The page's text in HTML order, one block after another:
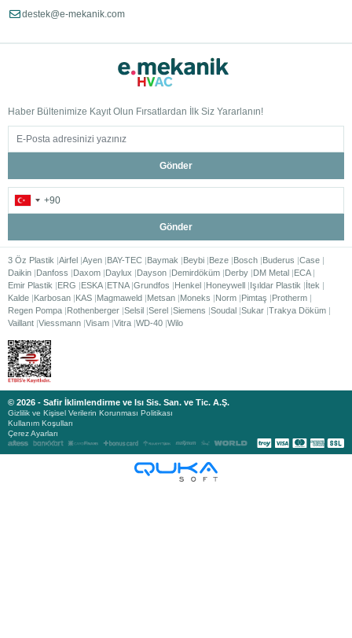
destek@e-mekanik.com
Haber Bültenimize Kayıt Olun Fırsatlardan İlk Siz Yararlanın!
Gönder
Gönder
3 Öz Plastik Airfel Ayen BAY-TEC Baymak Beybi Beze Bosch Buderus Case
Daikin Danfoss Daxom Daylux Dayson Demirdöküm Derby DM Metal ECA
Emir Plastik
ERG ESKA ETNA Grundfos Henkel Honeywell Işıldar Plastik
İtek
Kalde Karbosan KAS Magmaweld Metsan Moneks Norm Pimtaş
Protherm
Regen Pompa Rothenberger Selsil Serel Siemens Soudal Sukar Trakya Döküm
Vaillant Viessmann Visam Vitra WD-40 Wilo
© 2026 - Safir İklimlendirme ve Isı Sis. San. ve Tic. A.Ş.
Gizlilik ve Kişisel Verilerin Korunması Politikası
Kullanım Koşulları
Çerez Ayarları